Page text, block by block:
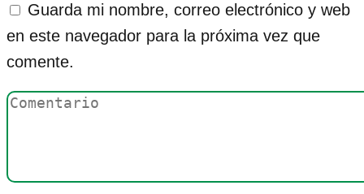
Guarda mi nombre, correo electrónico y web
en este navegador para la próxima vez que
comente.